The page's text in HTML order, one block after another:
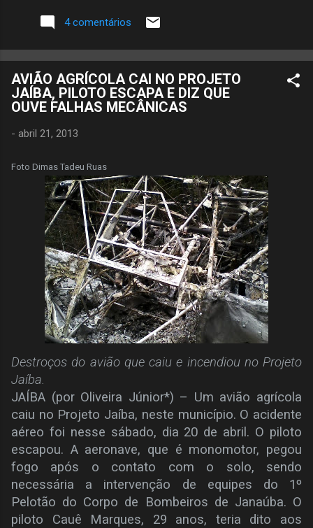
4 comentários
AVIÃO AGRÍCOLA CAI NO PROJETO
JAÍBA, PILOTO ESCAPA E DIZ QUE
OUVE FALHAS MECÂNICAS
- abril 21, 2013
Foto Dimas Tadeu Ruas
Destroços do avião que caiu e incendiou no Projeto
Jaíba.
JAÍBA (por Oliveira Júnior*) – Um avião agrícola
caiu no Projeto Jaíba, neste município. O acidente
aéreo foi nesse sábado, dia 20 de abril. O piloto
escapou. A aeronave, que é monomotor, pegou
fogo após o contato com o solo, sendo
necessária a intervenção de equipes do 1º
Pelotão do Corpo de Bombeiros de Janaúba. O
piloto Cauê Marques, 29 anos, teria dito aos